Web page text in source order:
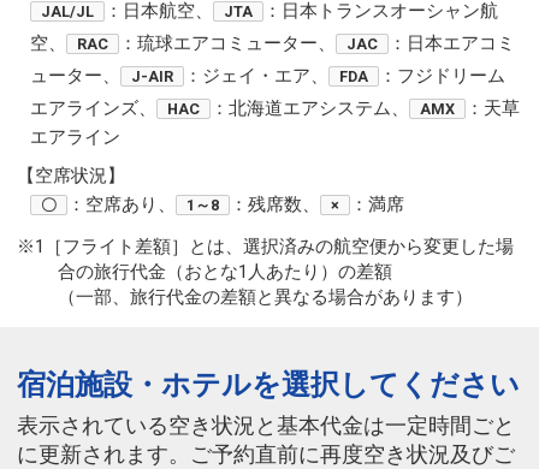
JAL/JL ：日本航空、 JTA
：日本トランスオーシャン航
空、
RAC ：琉球エアコミューター、 JAC
：日本エアコミ
ューター、
J-AIR ：ジェイ・エア、 FDA
：フジドリーム
エアラインズ、
HAC ：北海道エアシステム、 AMX
：天草
エアライン
【空席状況】
〇 ：空席あり、 1～8 ：残席数、 ×
：満席
※1［フライト差額］とは、選択済みの航空便から変更した場
合の旅行代金（おとな1人あたり）の差額
（一部、旅行代金の差額と異なる場合があります）
宿泊施設・ホテルを選択してください
表示されている空き状況と基本代金は一定時間ごと
に更新されます。ご予約直前に再度空き状況及びご